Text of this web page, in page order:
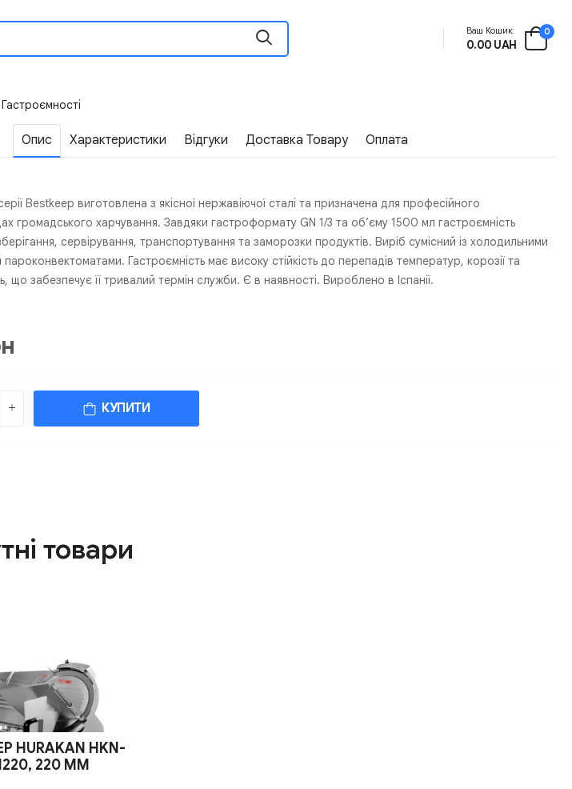
Ваш Кошик:
0.00 UAH
0
Гастроємності
Опис Характеристики Відгуки Доставка Товару Оплата
Bestkeep виготовлена з якісної нержавіючої сталі та призначена для професійного
громадського харчування. Завдяки гастроформату GN 1/3 та об’єму 1500 мл гастроємність
сервірування, транспортування та заморозки продуктів. Виріб сумісний із холодильними
Гастроємність має високу стійкість до перепадів температур, корозії та
що забезпечує її тривалий термін служби. Є в наявності. Вироблено в Іспанії.
КУПИТИ
товари
HURAKAN HKN-
220 ММ